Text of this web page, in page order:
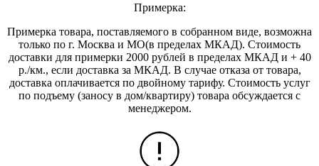
Примерка:
Примерка товара, поставляемого в собранном виде, возможна
только по г. Москва и МО(в пределах МКАД). Стоимость
доставки для примерки 2000 рублей в пределах МКАД и + 40
р./км., если доставка за МКАД. В случае отказа от товара,
доставка оплачивается по двойному тарифу. Стоимость услуг
по подъему (заносу в дом/квартиру) товара обсуждается с
менеджером.